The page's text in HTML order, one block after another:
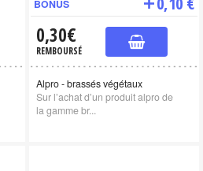
BONUS
0,30€
REMBOURSÉ
Alpro - brassés végétaux
Sur l’achat d’un produit alpro de
la gamme br...